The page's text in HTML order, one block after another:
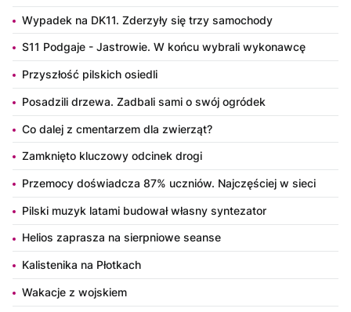
Wypadek na DK11. Zderzyły się trzy samochody
S11 Podgaje - Jastrowie. W końcu wybrali wykonawcę
Przyszłość pilskich osiedli
Posadzili drzewa. Zadbali sami o swój ogródek
Co dalej z cmentarzem dla zwierząt?
Zamknięto kluczowy odcinek drogi
Przemocy doświadcza 87% uczniów. Najczęściej w sieci
Pilski muzyk latami budował własny syntezator
Helios zaprasza na sierpniowe seanse
Kalistenika na Płotkach
Wakacje z wojskiem